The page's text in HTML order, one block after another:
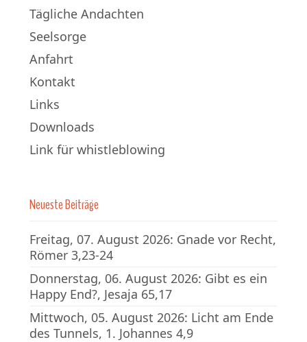
Tägliche Andachten
Seelsorge
Anfahrt
Kontakt
Links
Downloads
Link für whistleblowing
Neueste Beiträge
Freitag, 07. August 2026: Gnade vor Recht,
Römer 3,23-24
Donnerstag, 06. August 2026: Gibt es ein
Happy End?, Jesaja 65,17
Mittwoch, 05. August 2026: Licht am Ende
des Tunnels, 1. Johannes 4,9